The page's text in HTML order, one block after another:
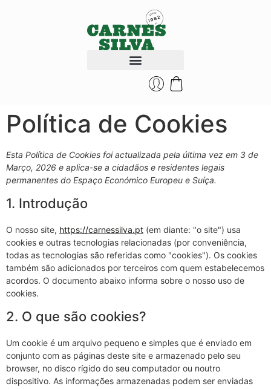
Política de Cookies
Esta Política de Cookies foi actualizada pela última vez em 3 de
Março, 2026 e aplica-se a cidadãos e residentes legais
permanentes do Espaço Económico Europeu e Suíça.
1. Introdução
O nosso site, https://carnessilva.pt (em diante: "o site") usa
cookies e outras tecnologias relacionadas (por conveniência,
todas as tecnologias são referidas como "cookies"). Os cookies
também são adicionados por terceiros com quem estabelecemos
acordos. O documento abaixo informa sobre o nosso uso de
cookies.
2. O que são cookies?
Um cookie é um arquivo pequeno e simples que é enviado em
conjunto com as páginas deste site e armazenado pelo seu
browser, no disco rígido do seu computador ou noutro
dispositivo. As informações armazenadas podem ser enviadas